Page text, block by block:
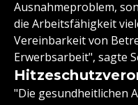
Ausnahmeproblem,
die Arbeitsfähigkeit
Vereinbarkeit von
Erwerbsarbeit", sagte
"Die gesundheitlichen